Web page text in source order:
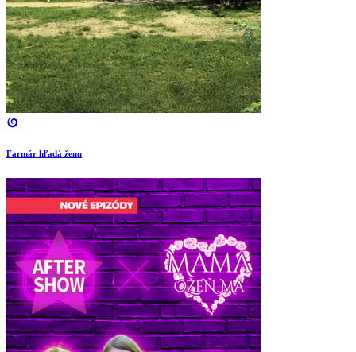
Farmár hľadá ženu